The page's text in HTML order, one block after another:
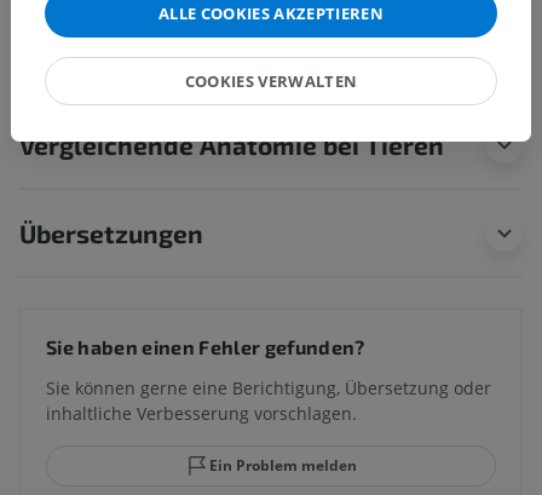
Rücken
Vergleichende Anatomie bei Tieren
Übersetzungen
Sie haben einen Fehler gefunden?
Sie können gerne eine Berichtigung, Übersetzung oder
inhaltliche Verbesserung vorschlagen.
Ein Problem melden
ALLE COOKIES AKZEPTIEREN
COOKIES VERWALTEN